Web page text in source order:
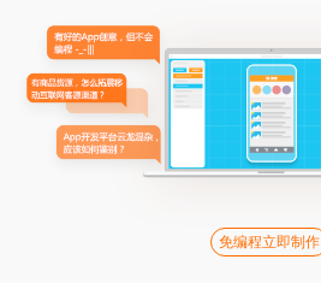
免编程立即制作